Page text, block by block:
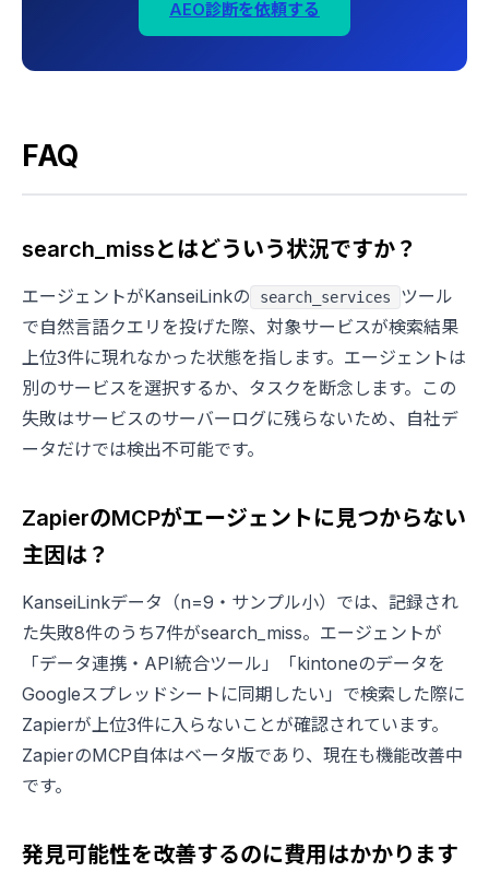
AEO診断を依頼する
FAQ
search_missとはどういう状況ですか？
エージェントがKanseiLinkの search_services
ツール
で自然言語クエリを投げた際、対象サービスが検索結果
上位3件に現れなかった状態を指します。エージェントは
別のサービスを選択するか、タスクを断念します。この
失敗はサービスのサーバーログに残らないため、自社デ
ータだけでは検出不可能です。
ZapierのMCPがエージェントに見つからない
主因は？
KanseiLinkデータ（n=9・サンプル小）では、記録され
た失敗8件のうち7件がsearch_miss。エージェントが
「データ連携・API統合ツール」「kintoneのデータを
Googleスプレッドシートに同期したい」で検索した際に
Zapierが上位3件に入らないことが確認されています。
ZapierのMCP自体はベータ版であり、現在も機能改善中
です。
発見可能性を改善するのに費用はかかります